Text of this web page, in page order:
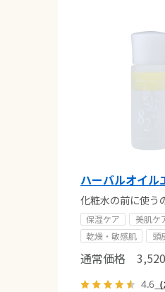
ハーバルオイル
化粧水の前に使う
保湿ケア
美肌ケ
乾燥・敏感肌
頭
通常価格 3,520
4.6